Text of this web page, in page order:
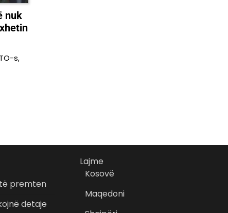
nuk
s,
premten
detaje
Lajme
Kosovë
Maqedoni